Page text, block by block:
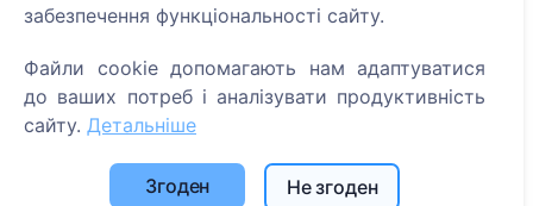
Пошук кладовищ
Послуги
SIA "CEMETY", LV40103618951
забезпечення функціональності сайту.
Файли cookie допомагають нам адаптуватися
до ваших потреб і аналізувати продуктивність
сайту. Детальніше
Згоден Не згоден